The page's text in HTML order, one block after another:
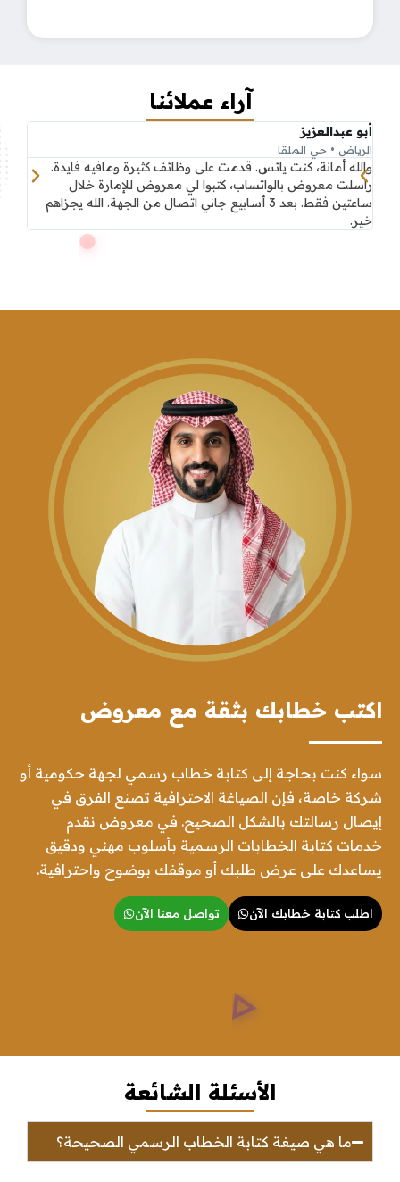
آراء عملائنا
أبو عبدالعزيز
الرياض • حي الملقا
والله أمانة، كنت يائس. قدمت على وظائف كثيرة ومافيه فايدة.
راسلت معروض بالواتساب، كتبوا لي معروض للإمارة خلال
ساعتين فقط. بعد 3 أسابيع جاني اتصال من الجهة. الله يجزاهم
خير.
اكتب خطابك بثقة مع معروض
سواء كنت بحاجة إلى كتابة خطاب رسمي لجهة حكومية أو
شركة خاصة، فإن الصياغة الاحترافية تصنع الفرق في
إيصال رسالتك بالشكل الصحيح. في معروض نقدم
خدمات كتابة الخطابات الرسمية بأسلوب مهني ودقيق
يساعدك على عرض طلبك أو موقفك بوضوح واحترافية.
اطلب كتابة خطابك الآن تواصل معنا الآن
الأسئلة الشائعة
ما هي صيغة كتابة الخطاب الرسمي الصحيحة؟